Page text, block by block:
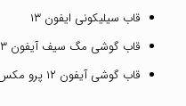
قاب سیلیکونی ایفون ۱۳
قاب گوشی مگ سیف آیفون ۱۳
قاب گوشی آیفون ۱۲ پرو مکس دخترانه